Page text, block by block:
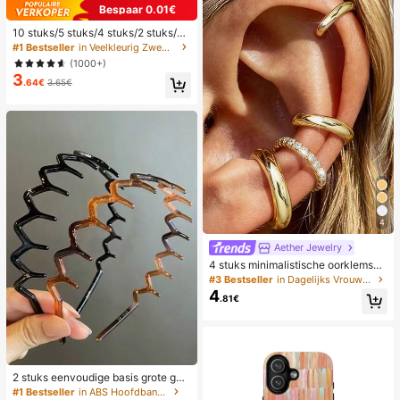
Bespaar 0.01€
10 stuks/5 stuks/4 stuks/2 stuks/1 s
tuk Waterdichte tas, Waterdichte tel
efoonhoes voor onder water, Water
dichte telefoonhoes voor op het str
and, Zomerse kampeeruitrusting, V
akantiebenodigdheden, Onmisbaar
#1 Bestseller
in Veelkleurig Zwemmen Tas
(1000+)
3.64€ 3.65€
2 stuks eenvoudige basis grote golf
haarbanden voor dames, make-up
#1 Bestseller in ABS Hoofdbanden
4
Aether Jewelry
4 stuks minimalistische oorklemset
met kubische zirkonia - kan gestap
eld worden, geen piercing nodig, ge
schikt voor dagelijks kantoorwear
#3 Bestseller in Dagelijks Vrouwen Oorbellen
4.81€